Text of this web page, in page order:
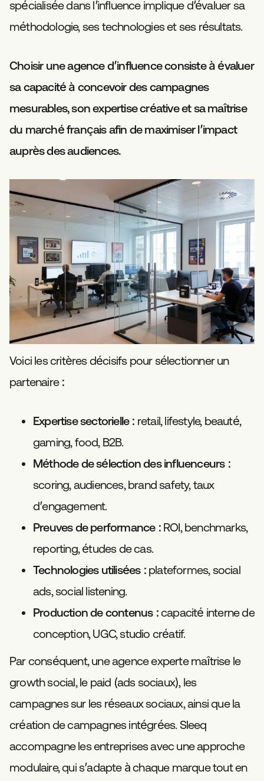
spécialisée dans l’influence implique d’évaluer sa
méthodologie, ses technologies et ses résultats.
Choisir une agence d’influence consiste à évaluer
sa capacité à concevoir des campagnes
mesurables, son expertise créative et sa maîtrise
du marché français afin de maximiser l’impact
auprès des audiences.
Voici les critères décisifs pour sélectionner un
partenaire :
Expertise sectorielle: retail, lifestyle, beauté,
gaming, food, B2B.
Méthode de sélection des influenceurs:
scoring, audiences, brand safety, taux
d’engagement.
Preuves de performance: ROI, benchmarks,
reporting, études de cas.
Technologies utilisées: plateformes, social
ads, social listening.
Production de contenus: capacité interne de
conception, UGC, studio créatif.
Par conséquent, une agence experte maîtrise le
growth social, le paid (ads sociaux), les
campagnes sur les réseaux sociaux, ainsi que la
création de campagnes intégrées. Sleeq
accompagne les entreprises avec une approche
modulaire, qui s’adapte à chaque marque tout en